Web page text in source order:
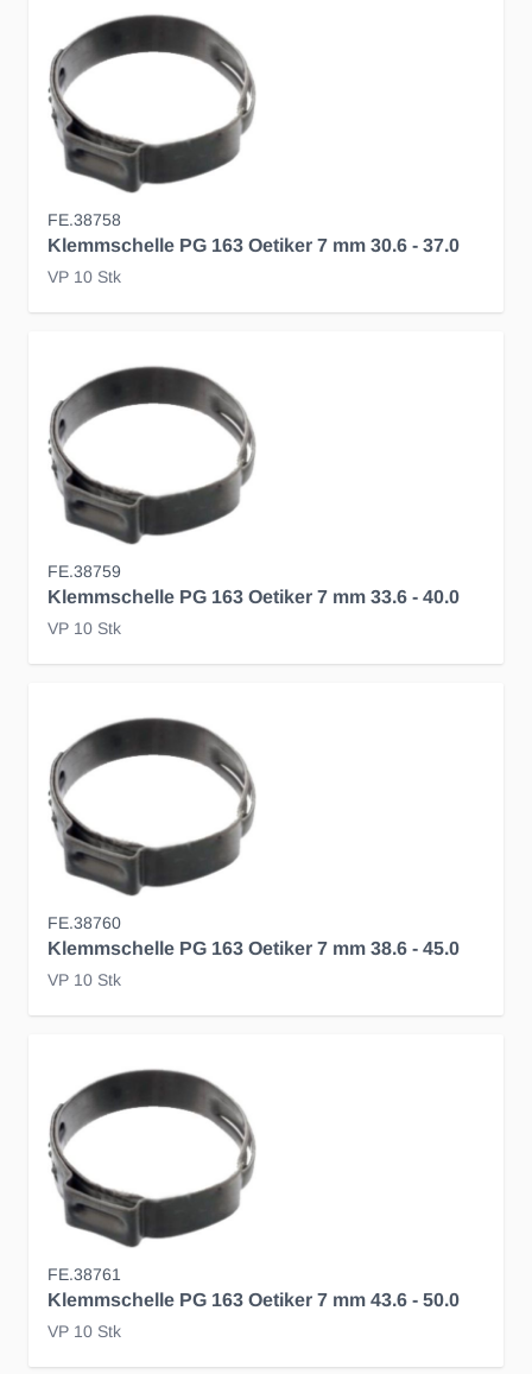
FE.38758
Klemmschelle PG 163 Oetiker 7 mm 30.6 - 37.0
VP 10 Stk
FE.38759
Klemmschelle PG 163 Oetiker 7 mm 33.6 - 40.0
VP 10 Stk
FE.38760
Klemmschelle PG 163 Oetiker 7 mm 38.6 - 45.0
VP 10 Stk
FE.38761
Klemmschelle PG 163 Oetiker 7 mm 43.6 - 50.0
VP 10 Stk